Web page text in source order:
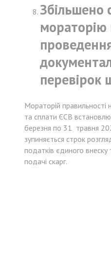
Збільшено
мораторію
перевірок
Мораторій правильності
та сплати ЄСВ
березня по 31 травня
зупиняється строк
податків єдиного
подачі скарг.